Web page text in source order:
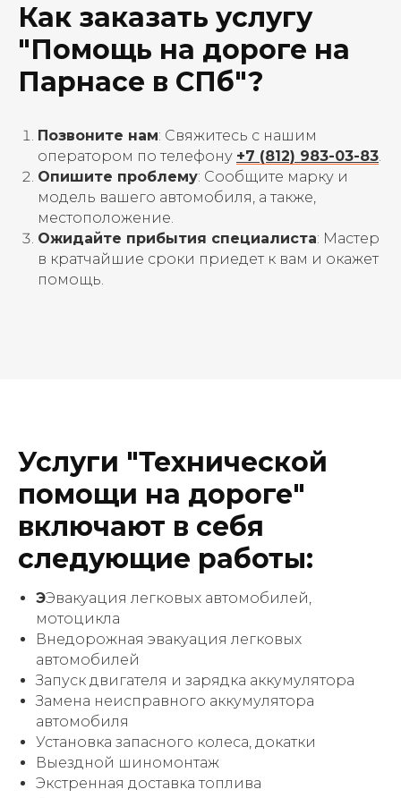
Как заказать услугу
"Помощь на дороге на
Парнасе в СПб"?
Позвоните нам: Свяжитесь с нашим
оператором по телефону +7 (812) 983-03-83.
Опишите проблему: Сообщите марку и
модель вашего автомобиля, а также,
местоположение.
Ожидайте прибытия специалиста: Мастер
в кратчайшие сроки приедет к вам и окажет
помощь.
Услуги "Технической
помощи на дороге"
включают в себя
следующие работы:
ЭЭвакуация легковых автомобилей,
мотоцикла
Внедорожная эвакуация легковых
автомобилей
Запуск двигателя и зарядка аккумулятора
Замена неисправного аккумулятора
автомобиля
Установка запасного колеса, докатки
Выездной шиномонтаж
Экстренная доставка топлива